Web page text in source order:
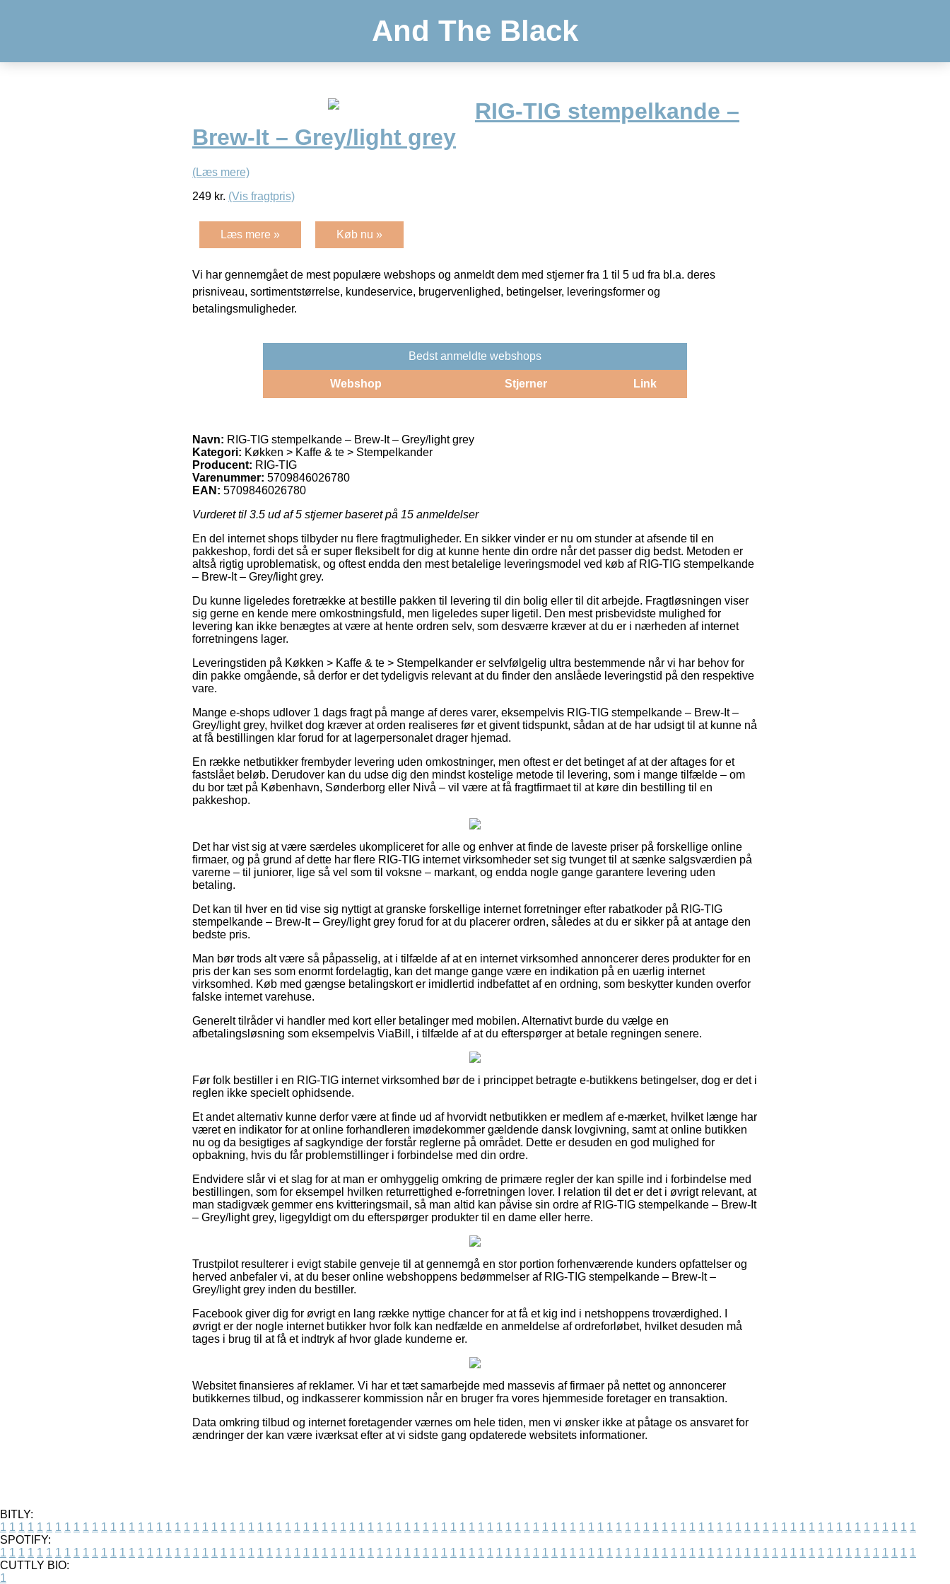
And The Black
RIG-TIG stempelkande –
Brew-It – Grey/light grey
(Læs mere)
249 kr. (Vis fragtpris)
Læs mere » Køb nu »
Vi har gennemgået de mest populære webshops og anmeldt dem med stjerner fra 1 til 5 ud fra bl.a. deres
prisniveau, sortimentstørrelse, kundeservice, brugervenlighed, betingelser, leveringsformer og
betalingsmuligheder.
Bedst anmeldte webshops
Webshop Stjerner Link
Navn: RIG-TIG stempelkande – Brew-It – Grey/light grey
Kategori: Køkken > Kaffe & te > Stempelkander
Producent: RIG-TIG
Varenummer: 5709846026780
EAN: 5709846026780
Vurderet til 3.5 ud af 5 stjerner baseret på 15 anmeldelser
En del internet shops tilbyder nu flere fragtmuligheder. En sikker vinder er nu om stunder at afsende til en
pakkeshop, fordi det så er super fleksibelt for dig at kunne hente din ordre når det passer dig bedst. Metoden er
altså rigtig uproblematisk, og oftest endda den mest betalelige leveringsmodel ved køb af RIG-TIG stempelkande
– Brew-It – Grey/light grey.
Du kunne ligeledes foretrække at bestille pakken til levering til din bolig eller til dit arbejde. Fragtløsningen viser
sig gerne en kende mere omkostningsfuld, men ligeledes super ligetil. Den mest prisbevidste mulighed for
levering kan ikke benægtes at være at hente ordren selv, som desværre kræver at du er i nærheden af internet
forretningens lager.
Leveringstiden på Køkken > Kaffe & te > Stempelkander er selvfølgelig ultra bestemmende når vi har behov for
din pakke omgående, så derfor er det tydeligvis relevant at du finder den anslåede leveringstid på den respektive
vare.
Mange e-shops udlover 1 dags fragt på mange af deres varer, eksempelvis RIG-TIG stempelkande – Brew-It –
Grey/light grey, hvilket dog kræver at orden realiseres før et givent tidspunkt, sådan at de har udsigt til at kunne nå
at få bestillingen klar forud for at lagerpersonalet drager hjemad.
En række netbutikker frembyder levering uden omkostninger, men oftest er det betinget af at der aftages for et
fastslået beløb. Derudover kan du udse dig den mindst kostelige metode til levering, som i mange tilfælde – om
du bor tæt på København, Sønderborg eller Nivå – vil være at få fragtfirmaet til at køre din bestilling til en
pakkeshop.
Det har vist sig at være særdeles ukompliceret for alle og enhver at finde de laveste priser på forskellige online
firmaer, og på grund af dette har flere RIG-TIG internet virksomheder set sig tvunget til at sænke salgsværdien på
varerne – til juniorer, lige så vel som til voksne – markant, og endda nogle gange garantere levering uden
betaling.
Det kan til hver en tid vise sig nyttigt at granske forskellige internet forretninger efter rabatkoder på RIG-TIG
stempelkande – Brew-It – Grey/light grey forud for at du placerer ordren, således at du er sikker på at antage den
bedste pris.
Man bør trods alt være så påpasselig, at i tilfælde af at en internet virksomhed annoncerer deres produkter for en
pris der kan ses som enormt fordelagtig, kan det mange gange være en indikation på en uærlig internet
virksomhed. Køb med gængse betalingskort er imidlertid indbefattet af en ordning, som beskytter kunden overfor
falske internet varehuse.
Generelt tilråder vi handler med kort eller betalinger med mobilen. Alternativt burde du vælge en
afbetalingsløsning som eksempelvis ViaBill, i tilfælde af at du efterspørger at betale regningen senere.
Før folk bestiller i en RIG-TIG internet virksomhed bør de i princippet betragte e-butikkens betingelser, dog er det i
reglen ikke specielt ophidsende.
Et andet alternativ kunne derfor være at finde ud af hvorvidt netbutikken er medlem af e-mærket, hvilket længe har
været en indikator for at online forhandleren imødekommer gældende dansk lovgivning, samt at online butikken
nu og da besigtiges af sagkyndige der forstår reglerne på området. Dette er desuden en god mulighed for
opbakning, hvis du får problemstillinger i forbindelse med din ordre.
Endvidere slår vi et slag for at man er omhyggelig omkring de primære regler der kan spille ind i forbindelse med
bestillingen, som for eksempel hvilken returrettighed e-forretningen lover. I relation til det er det i øvrigt relevant, at
man stadigvæk gemmer ens kvitteringsmail, så man altid kan påvise sin ordre af RIG-TIG stempelkande – Brew-It
– Grey/light grey, ligegyldigt om du efterspørger produkter til en dame eller herre.
Trustpilot resulterer i evigt stabile genveje til at gennemgå en stor portion forhenværende kunders opfattelser og
herved anbefaler vi, at du beser online webshoppens bedømmelser af RIG-TIG stempelkande – Brew-It –
Grey/light grey inden du bestiller.
Facebook giver dig for øvrigt en lang række nyttige chancer for at få et kig ind i netshoppens troværdighed. I
øvrigt er der nogle internet butikker hvor folk kan nedfælde en anmeldelse af ordreforløbet, hvilket desuden må
tages i brug til at få et indtryk af hvor glade kunderne er.
Websitet finansieres af reklamer. Vi har et tæt samarbejde med massevis af firmaer på nettet og annoncerer
butikkernes tilbud, og indkasserer kommission når en bruger fra vores hjemmeside foretager en transaktion.
Data omkring tilbud og internet foretagender værnes om hele tiden, men vi ønsker ikke at påtage os ansvaret for
ændringer der kan være iværksat efter at vi sidste gang opdaterede websitets informationer.
BITLY:
1 1 1 1 1 1 1 1 1 1 1 1 1 1 1 1 1 1 1 1 1 1 1 1 1 1 1 1 1 1 1 1 1 1 1 1 1 1 1 1 1 1 1 1 1 1 1 1 1 1 1 1 1 1 1 1 1 1 1 1 1 1 1 1 1 1 1 1 1 1 1 1 1 1 1 1 1 1 1 1 1 1 1 1 1 1 1 1 1 1 1 1 1 1 1 1 1 1 1 1
SPOTIFY:
1 1 1 1 1 1 1 1 1 1 1 1 1 1 1 1 1 1 1 1 1 1 1 1 1 1 1 1 1 1 1 1 1 1 1 1 1 1 1 1 1 1 1 1 1 1 1 1 1 1 1 1 1 1 1 1 1 1 1 1 1 1 1 1 1 1 1 1 1 1 1 1 1 1 1 1 1 1 1 1 1 1 1 1 1 1 1 1 1 1 1 1 1 1 1 1 1 1 1 1
CUTTLY BIO:
1